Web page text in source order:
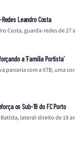
Leandro Costa
Costa, guarda-redes de
a ‘Família Portista’
parceria com a XTB, uma
os Sub-19 do FC Porto
lateral-direito de 18